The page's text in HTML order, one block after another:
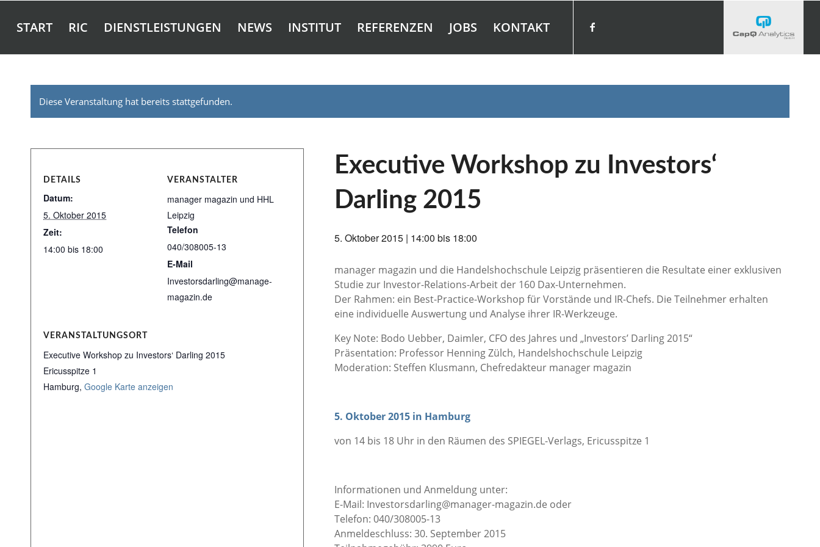
START RIC DIENSTLEISTUNGEN NEWS INSTITUT REFERENZEN JOBS KONTAKT
Diese Veranstaltung hat bereits stattgefunden.
Executive Workshop zu Investors‘
Darling 2015
5. Oktober 2015 | 14:00 bis 18:00
manager magazin und die Handelshochschule Leipzig präsentieren die Resultate einer exklusiven
Studie zur Investor-Relations-Arbeit der 160 Dax-Unternehmen.
Der Rahmen: ein Best-Practice-Workshop für Vorstände und IR-Chefs. Die Teilnehmer erhalten
eine individuelle Auswertung und Analyse ihrer IR-Werkzeuge.
Key Note: Bodo Uebber, Daimler, CFO des Jahres und „Investors’ Darling 2015“
Präsentation: Professor Henning Zülch, Handelshochschule Leipzig
Moderation: Steffen Klusmann, Chefredakteur manager magazin
5. Oktober 2015 in Hamburg
von 14 bis 18 Uhr in den Räumen des SPIEGEL-Verlags, Ericusspitze 1
Informationen und Anmeldung unter:
E-Mail: Investorsdarling@manager-magazin.de oder
Telefon: 040/308005-13
Anmeldeschluss: 30. September 2015
DETAILS
Datum:
5. Oktober 2015
Zeit:
14:00 bis 18:00
VERANSTALTER
manager magazin und HHL
Leipzig
Telefon
040/308005-13
E-Mail
Investorsdarling@manage-
magazin.de
VERANSTALTUNGSORT
Executive Workshop zu Investors‘ Darling 2015
Ericusspitze 1
Hamburg, Google Karte anzeigen